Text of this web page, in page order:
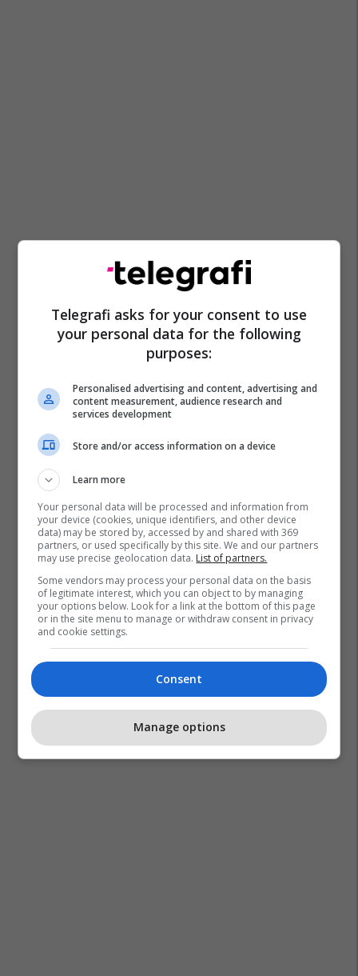
Telegrafi asks for your consent to use
your personal data for the following
purposes:
Personalised advertising and content, advertising and
content measurement, audience research and
services development
Store and/or access information on a device
Learn more
Your personal data will be processed and information from
your device (cookies, unique identifiers, and other device
data) may be stored by, accessed by and shared with 369
partners, or used specifically by this site. We and our partners
may use precise geolocation data. List of partners.
Some vendors may process your personal data on the basis
of legitimate interest, which you can object to by managing
your options below. Look for a link at the bottom of this page
or in the site menu to manage or withdraw consent in privacy
and cookie settings.
Consent
Manage options